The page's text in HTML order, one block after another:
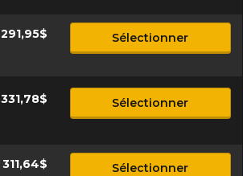
291,95$ Sélectionner
331,78$ Sélectionner
311,64$ Sélectionner